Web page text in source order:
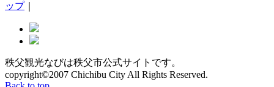
ップ｜
秩父観光なびは秩父市公式サイトです。
copyright©2007 Chichibu City All Rights Reserved.